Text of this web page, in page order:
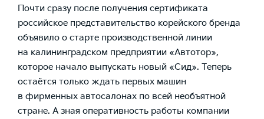
Почти сразу после получения сертификата
российское представительство корейского бренда
объявило о старте производственной линии
на калининградском предприятии «Автотор»,
которое начало выпускать новый «Сид». Теперь
остаётся только ждать первых машин
в фирменных автосалонах по всей необъятной
стране. А зная оперативность работы компании